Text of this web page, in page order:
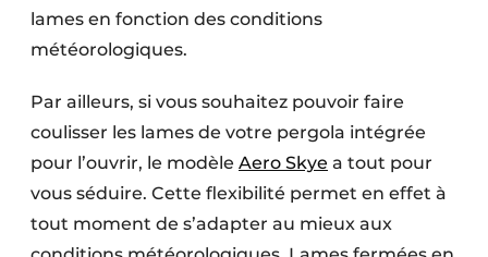
lames en fonction des conditions
météorologiques.
Par ailleurs, si vous souhaitez pouvoir faire
coulisser les lames de votre pergola intégrée
pour l’ouvrir, le modèle Aero Skye a tout pour
vous séduire. Cette flexibilité permet en effet à
tout moment de s’adapter au mieux aux